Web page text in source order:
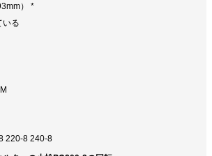
） *
いる
220-8 240-8